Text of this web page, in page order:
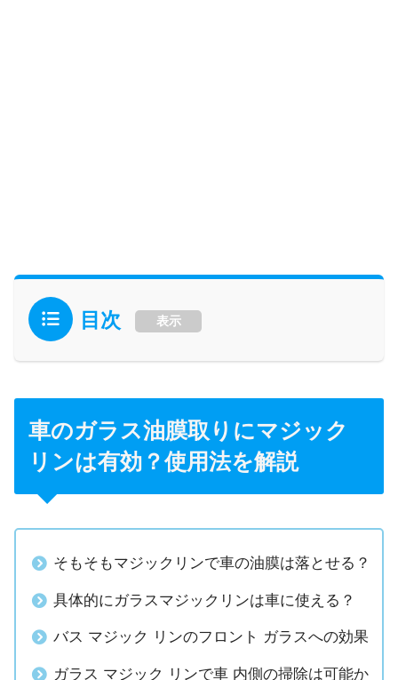
目次 表示
車のガラス油膜取りにマジック
リンは有効？使用法を解説
そもそもマジックリンで車の油膜は落とせる？
具体的にガラスマジックリンは車に使える？
バス マジック リンのフロント ガラスへの効果
ガラス マジック リンで車 内側の掃除は可能か